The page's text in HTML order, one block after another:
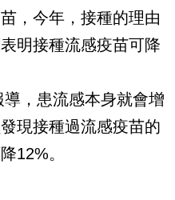
，今年，接種的理由
明接種流感疫苗可降
導，患流感本身就會增
現接種過流感疫苗的
12%。